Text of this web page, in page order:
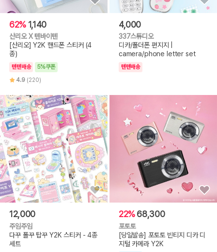
62% 1,140
산리오 X 텐바이텐
[산리오] Y2K 핸드폰 스티커 (4
종)
텐텐배송
5%쿠폰
4.9 (220)
4,000
337스튜디오
디카/폴더폰 편지지 |
camera/phone letter set
텐텐배송
12,000
주임주임
다꾸 폴꾸 탑꾸 Y2K 스티커 - 4종
세트
22%68,300
포토토
[당일발송] 포토토 빈티지 디카 디
지털 카메라 Y2K